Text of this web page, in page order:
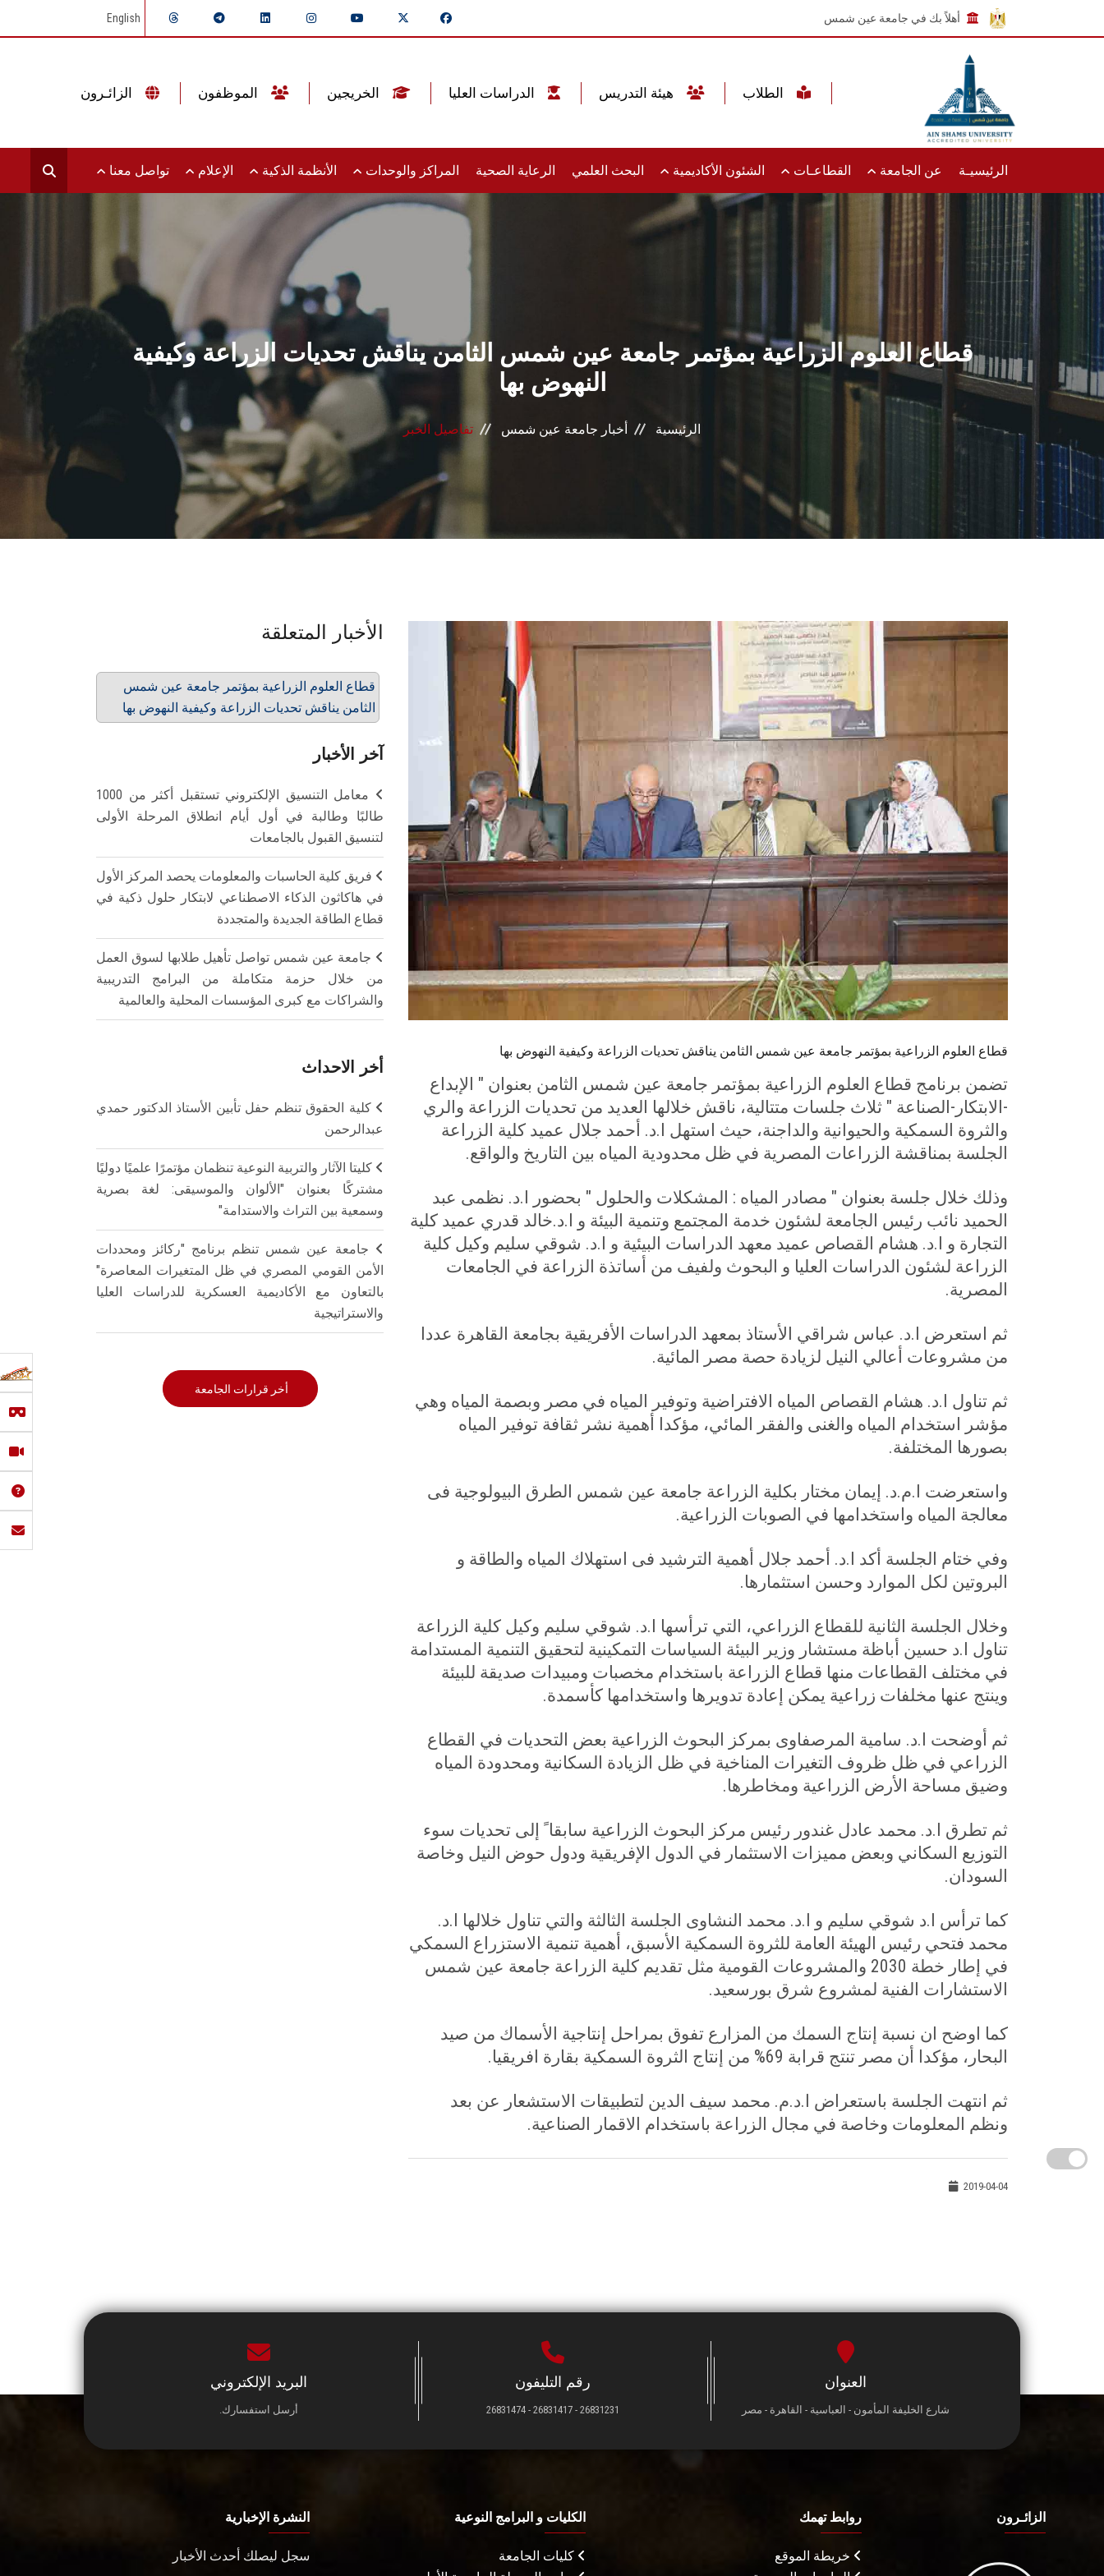
أهلاً بك في جامعة عين شمس English
الرئيسيـة عن الجامعة القطاعـات الشئون الأكاديمية البحث العلمي الرعاية الصحية المراكز والوحدات الأنظمة الذكية الإعلام تواصل معنا
قطاع العلوم الزراعية بمؤتمر جامعة عين شمس الثامن يناقش تحديات الزراعة وكيفية
النهوض بها
الرئيسية أخبار جامعة عين شمس تفاصيل الخبر
قطاع العلوم الزراعية بمؤتمر جامعة عين شمس الثامن يناقش تحديات الزراعة وكيفية النهوض بها
تضمن برنامج قطاع العلوم الزراعية بمؤتمر جامعة عين شمس الثامن بعنوان " الإبداع
-الابتكار-الصناعة " ثلاث جلسات متتالية، ناقش خلالها العديد من تحديات الزراعة والري
والثروة السمكية والحيوانية والداجنة، حيث استهل ا.د. أحمد جلال عميد كلية الزراعة
الجلسة بمناقشة الزراعات المصرية في ظل محدودية المياه بين التاريخ والواقع.
وذلك خلال جلسة بعنوان " مصادر المياه : المشكلات والحلول " بحضور ا.د. نظمى عبد
الحميد نائب رئيس الجامعة لشئون خدمة المجتمع وتنمية البيئة و ا.د.خالد قدري عميد كلية
التجارة و ا.د. هشام القصاص عميد معهد الدراسات البيئية و ا.د. شوقي سليم وكيل كلية
الزراعة لشئون الدراسات العليا و البحوث ولفيف من أساتذة الزراعة في الجامعات
المصرية.
ثم استعرض ا.د. عباس شراقي الأستاذ بمعهد الدراسات الأفريقية بجامعة القاهرة عددا
من مشروعات أعالي النيل لزيادة حصة مصر المائية.
ثم تناول ا.د. هشام القصاص المياه الافتراضية وتوفير المياه في مصر وبصمة المياه وهي
مؤشر استخدام المياه والغنى والفقر المائي، مؤكدا أهمية نشر ثقافة توفير المياه
بصورها المختلفة.
واستعرضت ا.م.د. إيمان مختار بكلية الزراعة جامعة عين شمس الطرق البيولوجية فى
معالجة المياه واستخدامها في الصوبات الزراعية.
وفي ختام الجلسة أكد ا.د. أحمد جلال أهمية الترشيد فى استهلاك المياه والطاقة و
البروتين لكل الموارد وحسن استثمارها.
وخلال الجلسة الثانية للقطاع الزراعي، التي ترأسها ا.د. شوقي سليم وكيل كلية الزراعة
تناول ا.د حسين أباظة مستشار وزير البيئة السياسات التمكينية لتحقيق التنمية المستدامة
في مختلف القطاعات منها قطاع الزراعة باستخدام مخصبات ومبيدات صديقة للبيئة
وينتج عنها مخلفات زراعية يمكن إعادة تدويرها واستخدامها كأسمدة.
ثم أوضحت ا.د. سامية المرصفاوى بمركز البحوث الزراعية بعض التحديات في القطاع
الزراعي في ظل ظروف التغيرات المناخية في ظل الزيادة السكانية ومحدودة المياه
وضيق مساحة الأرض الزراعية ومخاطرها.
ثم تطرق ا.د. محمد عادل غندور رئيس مركز البحوث الزراعية سابقا ً إلى تحديات سوء
التوزيع السكاني وبعض مميزات الاستثمار في الدول الإفريقية ودول حوض النيل وخاصة
السودان.
كما ترأس ا.د شوقي سليم و ا.د. محمد النشاوى الجلسة الثالثة والتي تناول خلالها ا.د.
محمد فتحي رئيس الهيئة العامة للثروة السمكية الأسبق، أهمية تنمية الاستزراع السمكي
في إطار خطة 2030 والمشروعات القومية مثل تقديم كلية الزراعة جامعة عين شمس
الاستشارات الفنية لمشروع شرق بورسعيد.
كما اوضح ان نسبة إنتاج السمك من المزارع تفوق بمراحل إنتاجية الأسماك من صيد
البحار، مؤكدا أن مصر تنتج قرابة 69% من إنتاج الثروة السمكية بقارة افريقيا
.
ثم انتهت الجلسة باستعراض ا.د.م. محمد سيف الدين لتطبيقات الاستشعار عن بعد
ونظم المعلومات وخاصة في مجال الزراعة باستخدام الاقمار الصناعية.
2019-04-04
الأخبار المتعلقة
قطاع العلوم الزراعية بمؤتمر جامعة عين شمس
الثامن يناقش تحديات الزراعة وكيفية النهوض بها
آخر الأخبار
معامل التنسيق الإلكتروني تستقبل أكثر من 1000
طالبًا وطالبة في أول أيام انطلاق المرحلة الأولى
لتنسيق القبول بالجامعات
فريق كلية الحاسبات والمعلومات يحصد المركز الأول
في هاكاثون الذكاء الاصطناعي لابتكار حلول ذكية في
قطاع الطاقة الجديدة والمتجددة
جامعة عين شمس تواصل تأهيل طلابها لسوق العمل
من خلال حزمة متكاملة من البرامج التدريبية
والشراكات مع كبرى المؤسسات المحلية والعالمية
أخر الاحداث
كلية الحقوق تنظم حفل تأبين الأستاذ الدكتور حمدي
عبدالرحمن
كليتا الآثار والتربية النوعية تنظمان مؤتمرًا علميًا دوليًا
مشتركًا بعنوان "الألوان والموسيقى: لغة بصرية
وسمعية بين التراث والاستدامة"
جامعة عين شمس تنظم برنامج "ركائز ومحددات
الأمن القومي المصري في ظل المتغيرات المعاصرة"
بالتعاون مع الأكاديمية العسكرية للدراسات العليا
والاستراتيجية
أخر قرارات الجامعة
العنوان
شارع الخليفة المأمون - العباسية - القاهرة - مصر
رقم التليفون
26831231 - 26831417 - 26831474
البريد الإلكتروني
أرسل استفسارك.
الزائـرون روابط تهمك
خريطة الموقع
الكليات و البرامج النوعية
كليات الجامعة
النشرة الإخبارية
سجل ليصلك أحدث الأخبار